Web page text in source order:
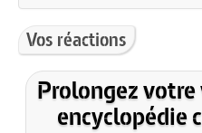
Vos réactions
Prolongez votre
encyclopédie